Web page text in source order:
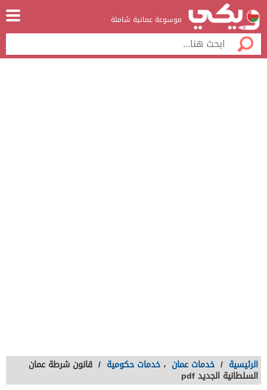
موسوعة عمانية شاملة
الرئيسية / خدمات عمان ، خدمات حكومية / قانون شرطة عمان
السلطانية الجديد pdf